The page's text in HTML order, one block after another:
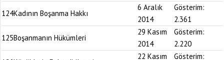
124Kadının Boşanma Hakkı
6 Aralık
2014
Gösterim:
2.361
125Boşanmanın Hükümleri
29 Kasım
2014
Gösterim:
2.220
22 Kasım
Gösterim: